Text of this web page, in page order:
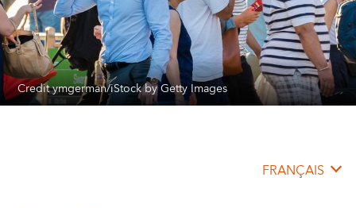
Credit ymgerman/iStock by Getty Images
FRANÇAIS